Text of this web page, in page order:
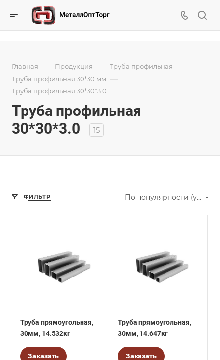
Главная — Продукция — Труба профильная —
Труба профильная 30*30 мм —
Труба профильная 30*30*3.0
Труба профильная
30*30*3.0
15
ФИЛЬТР По популярности (убывание)
Труба прямоугольная,
30мм, 14.532кг
Заказать
Труба прямоугольная,
30мм, 14.647кг
Заказать